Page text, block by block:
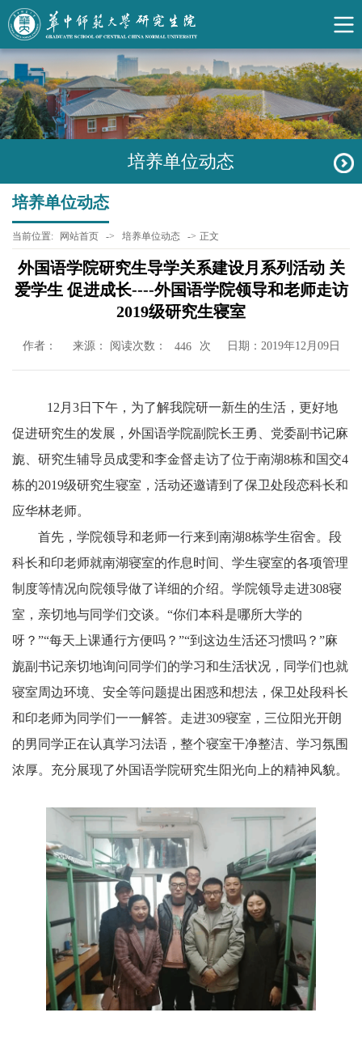
培养单位动态
培养单位动态
当前位置: 网站首页 -> 培养单位动态 -> 正文
外国语学院研究生导学关系建设月系列活动 关
爱学生 促进成长----外国语学院领导和老师走访
2019级研究生寝室
作者： 来源： 阅读次数： 446 次 日期：2019年12月09日
12 月 3日下午，为了解我院研一新生的生活，更好地
促进研究生的发展，外国语学院副院长王勇、党委副书记麻
旎、研究生辅导员成雯和李金督走访了位于南湖8栋和国交4
栋的2019级研究生寝室，活动还邀请到了保卫处段恋科长和
应华林老师。
首先，学院领导和老师一行来到南湖8栋学生宿舍。段
科长和印老师就南湖寝室的作息时间、学生寝室的各项管理
制度等情况向院领导做了详细的介绍。学院领导走进308寝
室，亲切地与同学们交谈。“你们本科是哪所大学的
呀？”“每天上课通行方便吗？”“到这边生活还习惯吗？”麻
旎副书记亲切地询问同学们的学习和生活状况，同学们也就
寝室周边环境、安全等问题提出困惑和想法，保卫处段科长
和印老师为同学们一一解答。走进309寝室，三位阳光开朗
的男同学正在认真学习法语，整个寝室干净整洁、学习氛围
浓厚。充分展现了外国语学院研究生阳光向上的精神风貌。